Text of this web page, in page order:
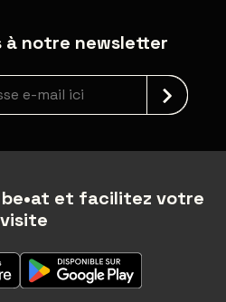
à notre newsletter
et facilitez votre
visite